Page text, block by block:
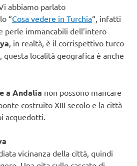
abbiamo parlato
“Cosa vedere in Turchia“, infatti
perle immancabili dell’intero
, in realtà, è il corrispettivo turco
questa località geografica è anche
a Andalia non possono mancare
costruito XIII secolo e la città
acquedotti.
vicinanza della città, quindi